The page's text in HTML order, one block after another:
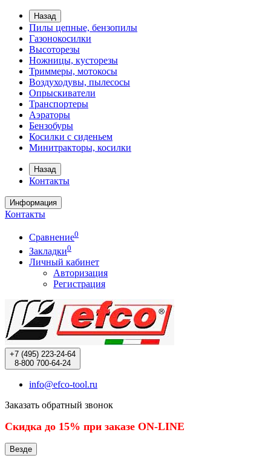
Назад
Пилы цепные, бензопилы
Газонокосилки
Высоторезы
Ножницы, кусторезы
Триммеры, мотокосы
Воздуходувы, пылесосы
Опрыскиватели
Транспортеры
Аэраторы
Бензобуры
Косилки с сиденьем
Минитракторы, косилки
Назад
Контакты
Информация
Контакты
Сравнение0
Закладки0
Личный кабинет
Авторизация
Регистрация
+7 (495) 223-24-64
8-800 700-64-24
info@efco-tool.ru
Заказать обратный звонок
Скидка до 15% при заказе ON-LINE
Везде